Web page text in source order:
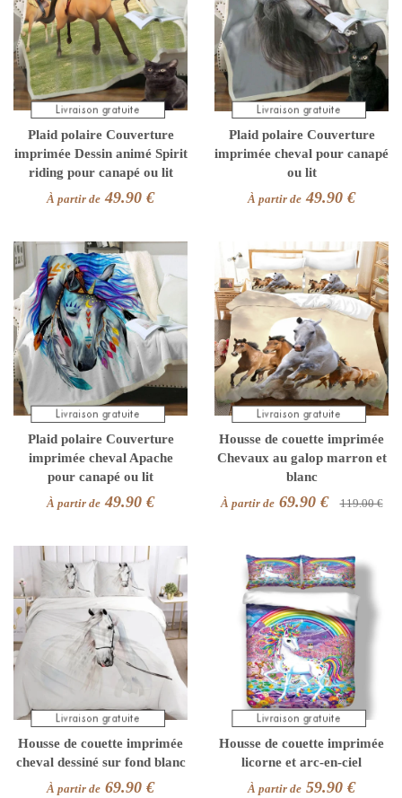
Plaid polaire Couverture
imprimée Dessin animé Spirit
riding pour canapé ou lit
À partir de 49.90 €
Plaid polaire Couverture
imprimée cheval pour canapé
ou lit
À partir de 49.90 €
Plaid polaire Couverture
imprimée cheval Apache
pour canapé ou lit
À partir de 49.90 €
Housse de couette imprimée
Chevaux au galop marron et
blanc
À partir de69.90 € 119.00 €
Housse de couette imprimée
cheval dessiné sur fond blanc
À partir de 69.90 €
Housse de couette imprimée
licorne et arc-en-ciel
À partir de 59.90 €